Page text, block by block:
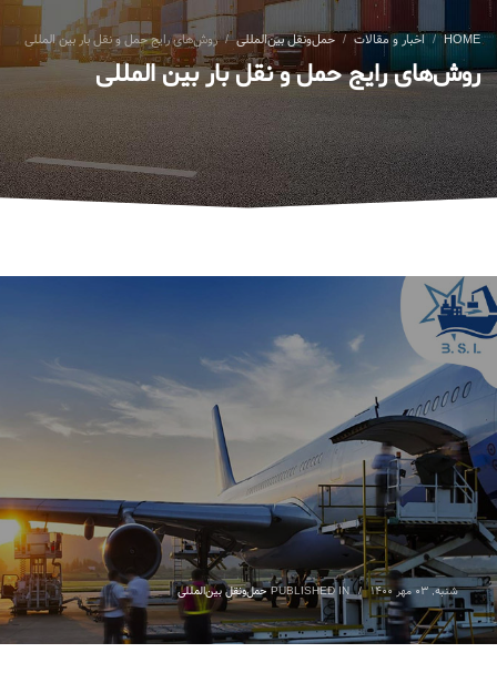
HOME اخبار و مقالات حمل‌ونقل بین‌المللی روش‌های رایج حمل‌ و نقل بار بین المللی
روش‌های رایج حمل‌ و نقل بار بین المللی
شنبه, ۰۳ مهر ۱۴۰۰ /
PUBLISHED IN حمل‌ونقل بین‌المللی